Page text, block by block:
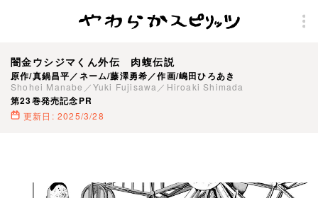
闇金ウシジマくん外伝 肉蝮伝説
原作/真鍋昌平／ネーム/藤澤勇希／作画/嶋田ひろあき
Shohei Manabe／Yuki Fujisawa／Hiroaki Shimada
第23巻発売記念PR
更新日: 2025/3/28